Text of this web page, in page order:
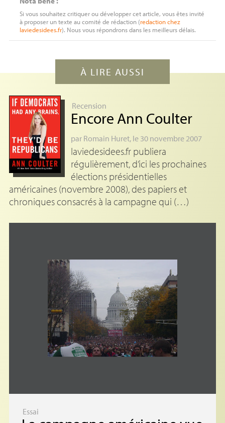
Si vous souhaitez critiquer ou développer cet article, vous êtes invité
à proposer un texte au comité de rédaction (redactionchez
laviedesidees.fr). Nous vous répondrons dans les meilleurs délais.
À LIRE AUSSI
Recension
Encore Ann Coulter
par Romain Huret, le 30 novembre 2007
laviedesidees.fr publiera
régulièrement, d’ici les prochaines
élections présidentielles
américaines (novembre 2008), des papiers et
chroniques consacrés à la campagne qui (…)
Essai